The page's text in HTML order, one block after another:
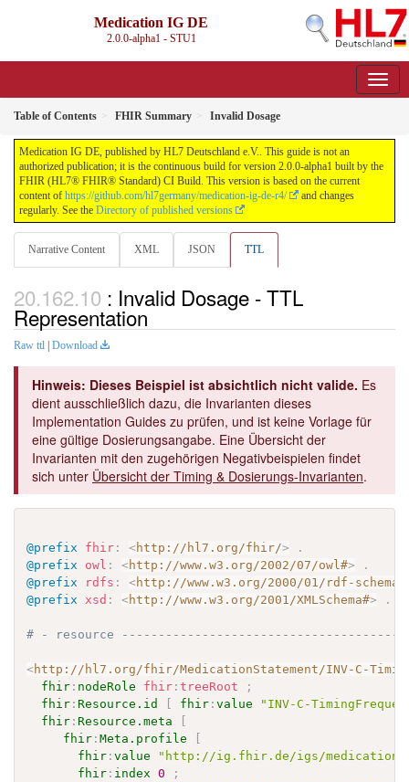
Medication IG DE
2.0.0-alpha1 - STU1
Table of Contents FHIR Summary Invalid Dosage
Medication IG DE, published by HL7 Deutschland e.V.. This guide is not an
authorized publication; it is the continuous build for version 2.0.0-alpha1 built by the
FHIR (HL7® FHIR® Standard) CI Build. This version is based on the current
content of https://github.com/hl7germany/medication-ig-de-r4/
and changes
regularly. See the Directory of published versions
Narrative Content XML JSON TTL
: Invalid Dosage - TTL
Representation
Raw ttl Download
Hinweis: Dieses Beispiel ist absichtlich nicht valide. Es
dient ausschließlich dazu, die Invarianten dieses
Implementation Guides zu prüfen, und ist keine Vorlage für
eine gültige Dosierungsangabe. Eine Übersicht der
Invarianten mit den zugehörigen Negativbeispielen findet
sich unter Übersicht der Timing & Dosierungs-Invarianten.
@prefix fhir : <http://hl7.org/fhir/>
.
@prefix
owl : <http://www.w3.org/2002/07/owl#>
.
@prefix
rdfs : <http://www.w3.org/2000/01/rdf-schema#
@prefix
xsd : <http://www.w3.org/2001/XMLSchema#> .
# - resource
<http://hl7.org/fhir/MedicationStatement/INV-C-
fhir : nodeRole fhir :treeRoot
;
fhir : Resource.id [ fhir :value
"INV-C-
fhir : Resource.meta
[
fhir :Meta.profile
[
fhir :value
"http://ig.fhir.de/igs/medication/
fhir : index 0
;